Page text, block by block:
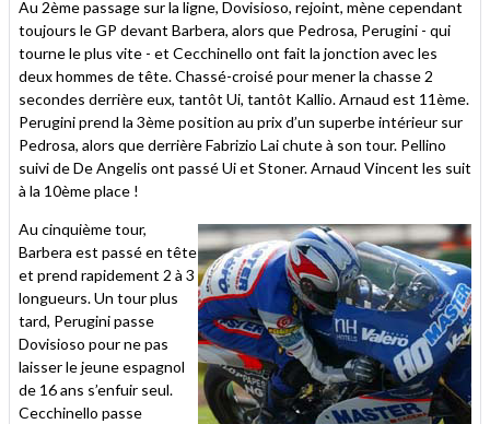
Au 2ème passage sur la ligne, Dovisioso, rejoint, mène cependant
toujours le GP devant Barbera, alors que Pedrosa, Perugini - qui
tourne le plus vite - et Cecchinello ont fait la jonction avec les
deux hommes de tête. Chassé-croisé pour mener la chasse 2
secondes derrière eux, tantôt Ui, tantôt Kallio. Arnaud est 11ème.
Perugini prend la 3ème position au prix d’un superbe intérieur sur
Pedrosa, alors que derrière Fabrizio Lai chute à son tour. Pellino
suivi de De Angelis ont passé Ui et Stoner. Arnaud Vincent les suit
à la 10ème place !
Au cinquième tour,
Barbera est passé en tête
et prend rapidement 2 à 3
longueurs. Un tour plus
tard, Perugini passe
Dovisioso pour ne pas
laisser le jeune espagnol
de 16 ans s’enfuir seul.
Cecchinello passe